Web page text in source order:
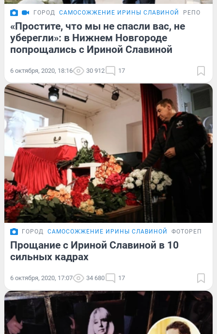
ГОРОД САМОСОЖЖЕНИЕ ИРИНЫ СЛАВИНОЙ
«Простите, что мы не спасли вас, не
уберегли»: в Нижнем Новгороде
попрощались с Ириной Славиной
6 октября, 2020, 18:16 30 912 17
ГОРОД САМОСОЖЖЕНИЕ ИРИНЫ СЛАВИНОЙ
Прощание с Ириной Славиной в 10
сильных кадрах
6 октября, 2020, 17:07 34 680 17